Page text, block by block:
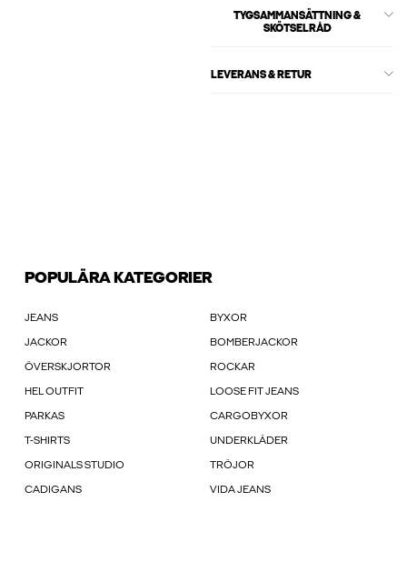
TYGSAMMANSÄTTNING &
SKÖTSELRÅD
LEVERANS & RETUR
POPULÄRA KATEGORIER
JEANS BYXOR
JACKOR BOMBERJACKOR
ÖVERSKJORTOR ROCKAR
HEL OUTFIT LOOSE FIT JEANS
PARKAS CARGOBYXOR
T-SHIRTS UNDERKLÄDER
ORIGINALS STUDIO TRÖJOR
CADIGANS VIDA JEANS